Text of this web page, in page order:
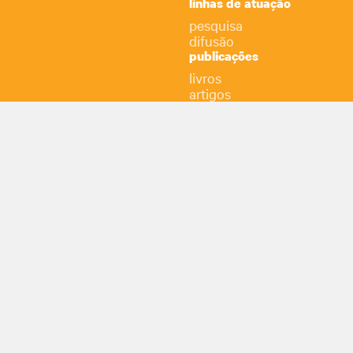
pesquisa
difusão
publicações
livros
artigos